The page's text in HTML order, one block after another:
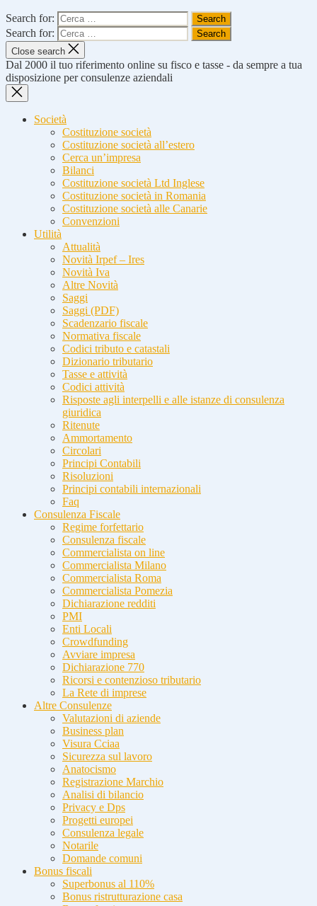
Search for:
Search for:
Close search
Dal 2000 il tuo riferimento online su fisco e tasse - da sempre a tua
disposizione per consulenze aziendali
Società
Costituzione società
Costituzione società all’estero
Cerca un’impresa
Bilanci
Costituzione società Ltd Inglese
Costituzione società in Romania
Costituzione società alle Canarie
Convenzioni
Utilità
Attualità
Novità Irpef – Ires
Novità Iva
Altre Novità
Saggi
Saggi (PDF)
Scadenzario fiscale
Normativa fiscale
Codici tributo e catastali
Dizionario tributario
Tasse e attività
Codici attività
Risposte agli interpelli e alle istanze di consulenza
giuridica
Ritenute
Ammortamento
Circolari
Principi Contabili
Risoluzioni
Principi contabili internazionali
Faq
Consulenza Fiscale
Regime forfettario
Consulenza fiscale
Commercialista on line
Commercialista Milano
Commercialista Roma
Commercialista Pomezia
Dichiarazione redditi
PMI
Enti Locali
Crowdfunding
Avviare impresa
Dichiarazione 770
Ricorsi e contenzioso tributario
La Rete di imprese
Altre Consulenze
Valutazioni di aziende
Business plan
Visura Cciaa
Sicurezza sul lavoro
Anatocismo
Registrazione Marchio
Analisi di bilancio
Privacy e Dps
Progetti europei
Consulenza legale
Notarile
Domande comuni
Bonus fiscali
Superbonus al 110%
Bonus ristrutturazione casa